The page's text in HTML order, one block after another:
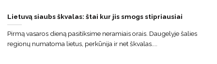
Lietuvą siaubs škvalas: štai kur jis smogs stipriausiai
Pirmą vasaros dieną pasitiksime neramiais orais. Daugelyje šalies
regionų numatoma lietus, perkūnija ir net škvalas....